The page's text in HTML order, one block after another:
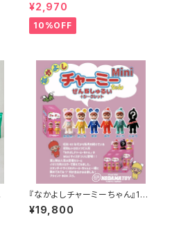
y
¥2,970
10%OFF
『なかよしチャーミーちゃん』15c
mのMiniブラインドBOX ６個
入りセット
¥19,800